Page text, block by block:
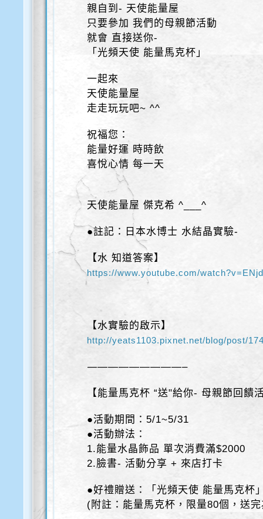
親自到- 天使能量屋
只要參加 我們的母親節活動
就會 直接送你-
「光頻天使 能量馬克杯」
一起來
天使能量屋
走走玩玩吧~ ^^
祝福您：
能量好運 時時飲
喜悅心情 每一天
天使能量屋 傑克希 ^___^
●註記：日本水博士 水結晶實驗-
【水 知道答案】
https://www.youtube.com/
【水實驗的啟示】
http://yeats1103.pixnet.net/blog/post/
—————————–
【能量馬克杯 “送"給你- 母親節回饋
●活動期間：5/1~5/31
●活動辦法：
1.能量水晶飾品 單次消費滿$2000
2.臉書- 活動分享 + 來店打卡
●好禮贈送：「光頻天使 能量馬克杯
(附註：能量馬克杯，限量80個，送